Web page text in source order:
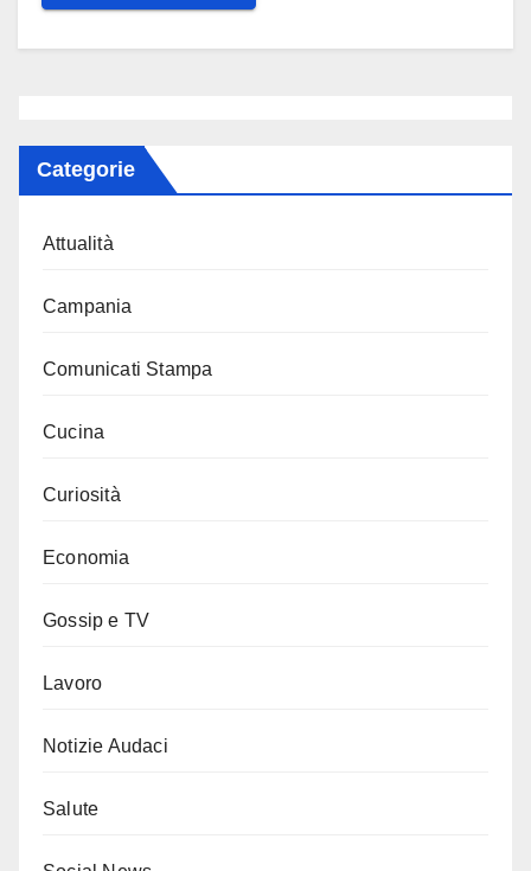
Categorie
Attualità
Campania
Comunicati Stampa
Cucina
Curiosità
Economia
Gossip e TV
Lavoro
Notizie Audaci
Salute